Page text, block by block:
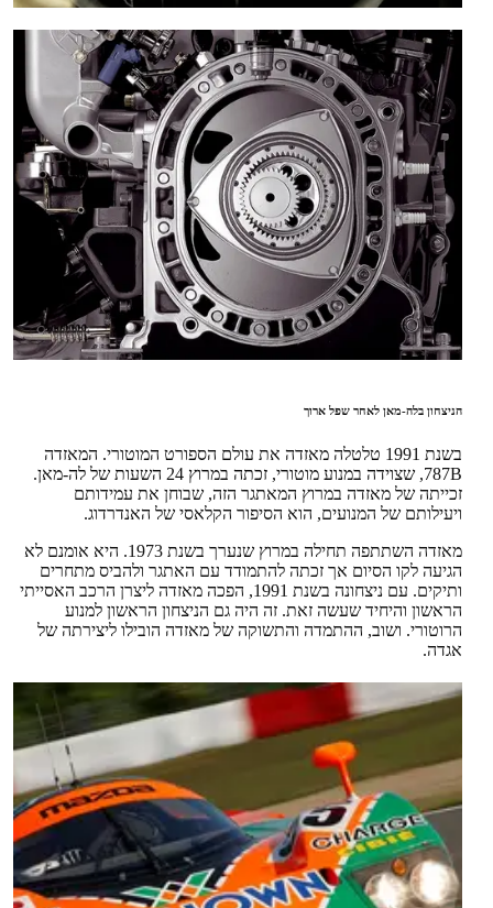
הניצחון בלה-מאן לאחר שפל ארוך
בשנת 1991 טלטלה מאזדה את עולם הספורט המוטורי. המאזדה
787B, שצוידה במנוע מוטורי, זכתה במרוץ 24 השעות של לה-מאן.
זכייתה של מאזדה במרוץ המאתגר הזה, שבוחן את עמידותם
ויעילותם של המנועים, הוא הסיפור הקלאסי של האנדרדוג.
מאזדה השתתפה תחילה במרוץ שנערך בשנת 1973. היא אומנם לא
הגיעה לקו הסיום אך זכתה להתמודד עם האתגר ולהביס מתחרים
ותיקים. עם ניצחונה בשנת 1991, הפכה מאזדה ליצרן הרכב האסייתי
הראשון והיחיד שעשה זאת. זה היה גם הניצחון הראשון למנוע
הרוטורי. ושוב, ההתמדה והתשוקה של מאזדה הובילו ליצירתה של
אגדה.